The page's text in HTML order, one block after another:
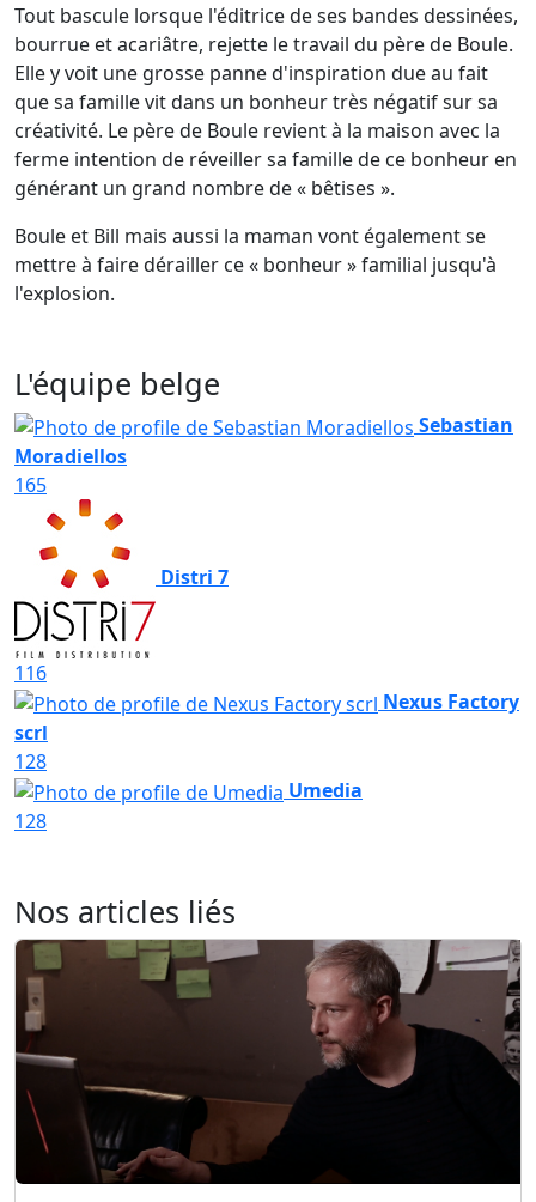
Tout bascule lorsque l'éditrice de ses bandes dessinées,
bourrue et acariâtre, rejette le travail du père de Boule.
Elle y voit une grosse panne d'inspiration due au fait
que sa famille vit dans un bonheur très négatif sur sa
créativité. Le père de Boule revient à la maison avec la
ferme intention de réveiller sa famille de ce bonheur en
générant un grand nombre de « bêtises ».
Boule et Bill mais aussi la maman vont également se
mettre à faire dérailler ce « bonheur » familial jusqu'à
l'explosion.
L'équipe belge
Sebastian
Moradiellos
165
Distri 7
116
Nexus Factory
scrl
128
Umedia
128
Nos articles liés